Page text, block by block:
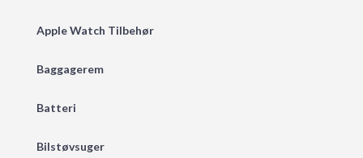
Apple Watch Tilbehør
Baggagerem
Batteri
Bilstøvsuger